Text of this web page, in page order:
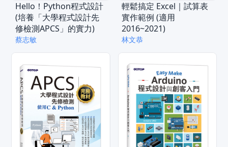
Hello！Python程式設計
(培養「大學程式設計先
修檢測APCS」的實力)
蔡志敏
輕鬆搞定 Excel｜試算表
實作範例 (適用
2016~2021)
林文恭